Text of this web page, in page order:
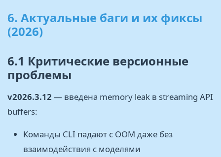
6. Актуальные баги и их фиксы
(2026)
6.1 Критические версионные
проблемы
v2026.3.12 — введена memory leak в streaming API
buffers:
Команды CLI падают с OOM даже без
взаимодействия с моделями